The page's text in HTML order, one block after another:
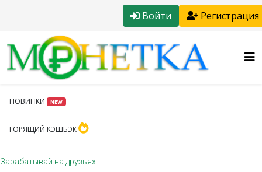
Войти Регистрация
НОВИНКИ NEW
ГОРЯЩИЙ КЭШБЭК
Зарабатывай на друзьях